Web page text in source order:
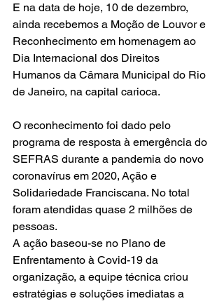
E na data de hoje, 10 de dezembro,
ainda recebemos a Moção de Louvor e
Reconhecimento em homenagem ao
Dia Internacional dos Direitos
Humanos da Câmara Municipal do Rio
de Janeiro, na capital carioca.
O reconhecimento foi dado pelo
programa de resposta à emergência do
SEFRAS durante a pandemia do novo
coronavírus em 2020, Ação e
Solidariedade Franciscana. No total
foram atendidas quase 2 milhões de
pessoas.
A ação baseou-se no Plano de
Enfrentamento à Covid-19 da
organização, a equipe técnica criou
estratégias e soluções imediatas a